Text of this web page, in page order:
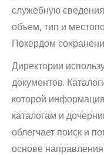
служебную
объем, тип и
Покердом
Директории
документов.
которой
каталогам и
облегчает поиск и
основе